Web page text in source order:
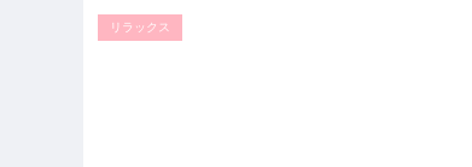
リラックス